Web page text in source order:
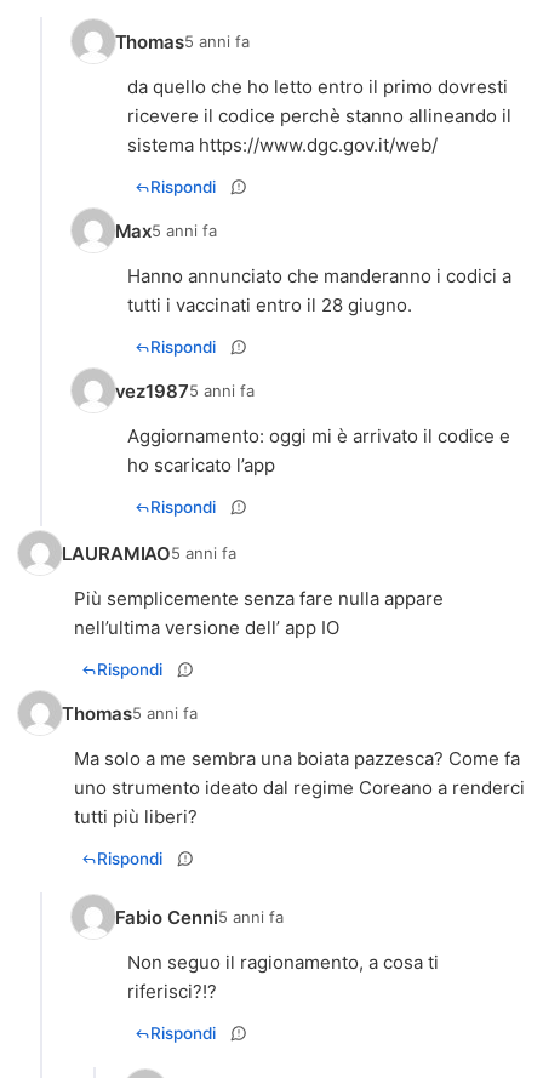
Thomas5 anni fa
da quello che ho letto entro il primo dovresti
ricevere il codice perchè stanno allineando il
sistema https://www.dgc.gov.it/web/
Rispondi
Max5 anni fa
Hanno annunciato che manderanno i codici a
tutti i vaccinati entro il 28 giugno.
Rispondi
vez19875 anni fa
Aggiornamento: oggi mi è arrivato il codice e
ho scaricato l’app
Rispondi
LAURAMIAO5 anni fa
Più semplicemente senza fare nulla appare
nell’ultima versione dell’ app IO
Rispondi
Thomas5 anni fa
Ma solo a me sembra una boiata pazzesca? Come fa
uno strumento ideato dal regime Coreano a renderci
tutti più liberi?
Rispondi
Fabio Cenni5 anni fa
Non seguo il ragionamento, a cosa ti
riferisci?!?
Rispondi